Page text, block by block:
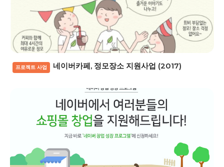
프로젝트 사업 네이버카페, 정모장소 지원사업 (2017)